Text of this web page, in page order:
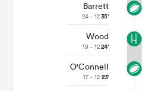
Barrett
24 - 1235'
Wood
19 - 1224'
O'Connell
17 - 12 23'